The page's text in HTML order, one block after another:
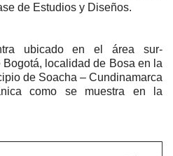
de Estudios y Diseños.
ubicado en el área sur-
localidad de Bosa en la
de Soacha – Cundinamarca
como se muestra en la